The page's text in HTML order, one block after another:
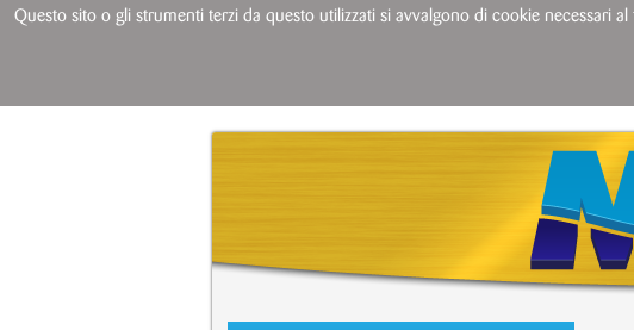
Questo sito o gli strumenti terzi da questo utilizzati si avvalgono di cookie necessari